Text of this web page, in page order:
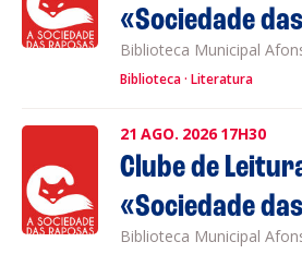
«Sociedade
Biblioteca Municipal
Biblioteca Literatura
21 AGO. 2026 17H30
Clube de
«Sociedade
Biblioteca Municipal